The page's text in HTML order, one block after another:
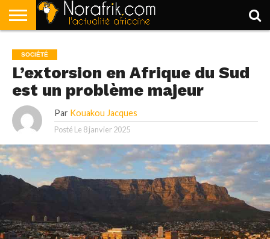
POLITIQUE
SOCIÉTÉ
ECONOMIE
SPORT
LIFESTYLE
SOCIÉTÉ
L’extorsion en Afrique du Sud
est un problème majeur
Par Kouakou Jacques
Posté Le 8 janvier 2025